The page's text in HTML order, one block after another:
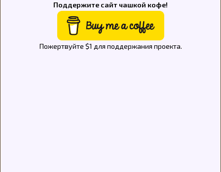
Поддержите сайт чашкой кофе!
Пожертвуйте $1 для поддержания проекта.